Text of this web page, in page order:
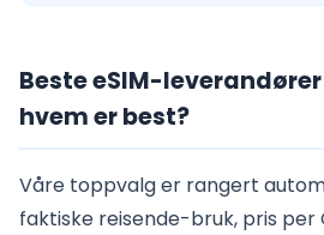
Beste eSIM-
hvem er best?
Våre toppvalg er rangert
faktiske reisende-bruk, pris per